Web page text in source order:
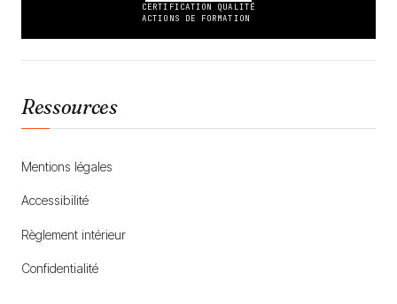
CERTIFICATION QUALITÉ
ACTIONS DE FORMATION
Ressources
Mentions légales
Accessibilité
Règlement intérieur
Confidentialité